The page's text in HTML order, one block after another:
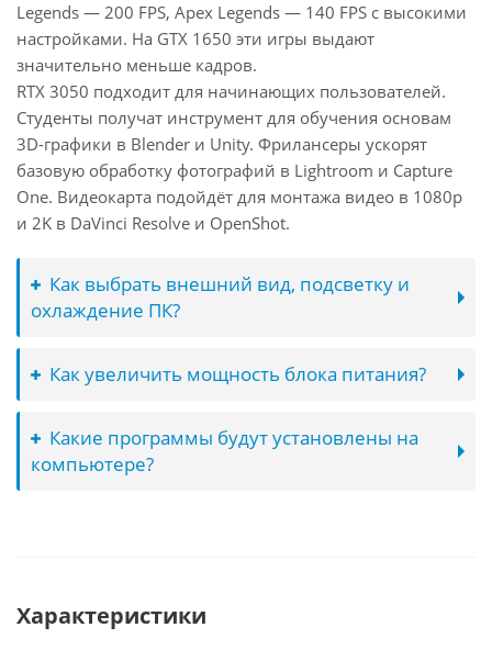
Legends — 200 FPS, Apex Legends — 140 FPS с высокими
настройками. На GTX 1650 эти игры выдают
значительно меньше кадров.
RTX 3050 подходит для начинающих пользователей.
Студенты получат инструмент для обучения основам
3D-графики в Blender и Unity. Фрилансеры ускорят
базовую обработку фотографий в Lightroom и Capture
One. Видеокарта подойдёт для монтажа видео в 1080p
и 2K в DaVinci Resolve и OpenShot.
Как выбрать внешний вид, подсветку и
охлаждение ПК?
Как увеличить мощность блока питания?
Какие программы будут установлены на
компьютере?
Характеристики